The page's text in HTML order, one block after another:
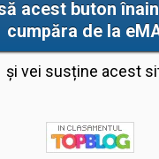
acest buton
cumpăra de la
și vei susține acest